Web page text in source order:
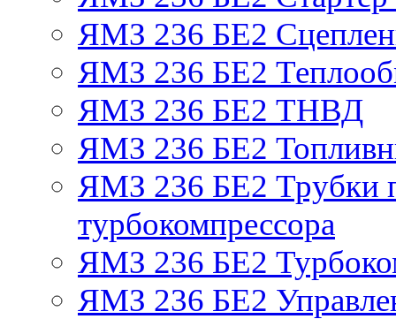
ЯМЗ 236 БЕ2
ЯМЗ 236 БЕ2
ЯМЗ 236 БЕ2 ТНВД
ЯМЗ 236 БЕ2
ЯМЗ 236 БЕ2 Трубки
турбокомпрессора
ЯМЗ 236 БЕ2
ЯМЗ 236 БЕ2